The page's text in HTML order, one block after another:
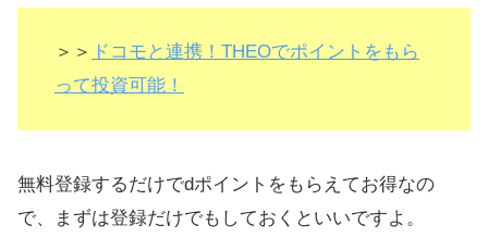
＞＞ ドコモと連携！THEOでポイントをもら
って投資可能！
無料登録するだけでdポイントをもらえてお得なの
で、まずは登録だけでもしておくといいですよ。